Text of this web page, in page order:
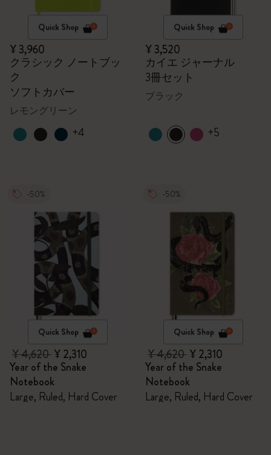
Quick Shop
¥ 3,960
クラシック ノートブッ
ク
ソフトカバー
レモングリーン
+4
Quick Shop
¥ 3,520
カイエ ジャーナル
3冊セット
ブラック
+5
-50%
Quick Shop
¥ 4,620¥ 2,310
Year of the Snake
Notebook
Large, Ruled, Hard Cover
-50%
Quick Shop
¥ 4,620¥ 2,310
Year of the Snake
Notebook
Large, Ruled, Hard Cover